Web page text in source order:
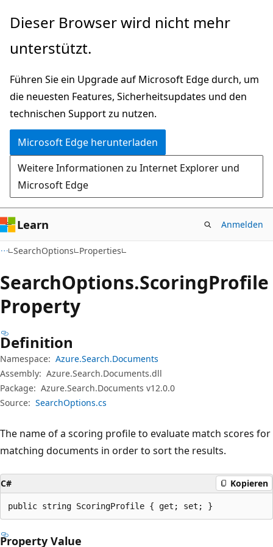
Zu
wechseln
Zur
springen
Dieser Browser wird nicht mehr
unterstützt.
Führen Sie ein Upgrade auf Microsoft Edge durch, um
die neuesten Features, Sicherheitsupdates und den
technischen Support zu nutzen.
Microsoft Edge herunterladen
Weitere Informationen zu Internet Explorer und
Microsoft Edge
Learn Anmelden
SearchOptions Properties
SearchOptions.ScoringProfile
Property
Definition
Namespace: Azure.Search.Documents
Assembly: Azure.Search.Documents.dll
Package: Azure.Search.Documents v12.0.0
Source: SearchOptions.cs
The name of a scoring profile to evaluate match scores for
matching documents in order to sort the results.
C# Kopieren
public string ScoringProfile { get; set; }
Property Value